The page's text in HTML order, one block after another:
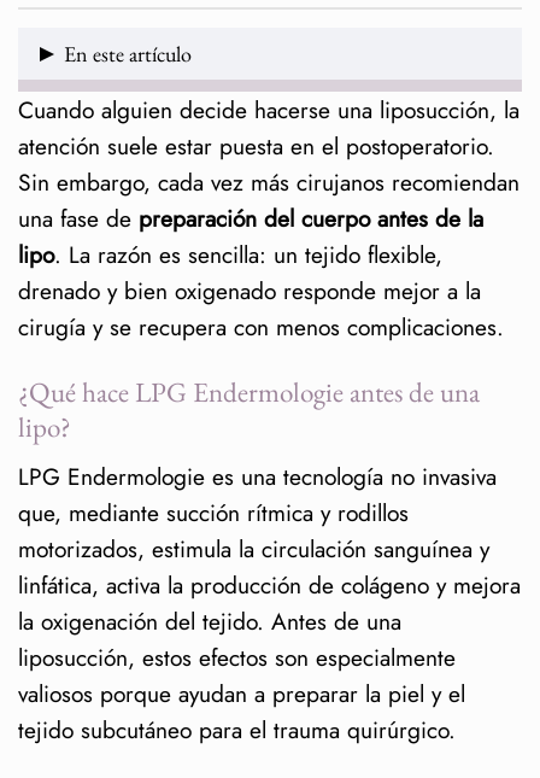
En este artículo
¿Qué hace LPG Endermologie antes de
una lipo?
Preparar el terreno para mejores
resultados
Preguntas más buscadas sobre
Endermologie antes de la lipo
¿Cuántas sesiones necesito
¿Es seguro combinar
Endermologie con una lipo?
¿En qué ayuda exactamente?
¿Puedo hacerlo también
después de la lipo?
¿Tiene contraindicaciones?
Cuando alguien decide hacerse una liposucción, la
atención suele estar puesta en el postoperatorio.
Sin embargo, cada vez más cirujanos recomiendan
una fase de preparación del cuerpo antes de la
lipo. La razón es sencilla: un tejido flexible,
drenado y bien oxigenado responde mejor a la
cirugía y se recupera con menos complicaciones.
¿Qué hace LPG Endermologie antes de una
lipo?
LPG Endermologie es una tecnología no invasiva
que, mediante succión rítmica y rodillos
motorizados, estimula la circulación sanguínea y
linfática, activa la producción de colágeno y mejora
la oxigenación del tejido. Antes de una
liposucción, estos efectos son especialmente
valiosos porque ayudan a preparar la piel y el
tejido subcutáneo para el trauma quirúrgico.